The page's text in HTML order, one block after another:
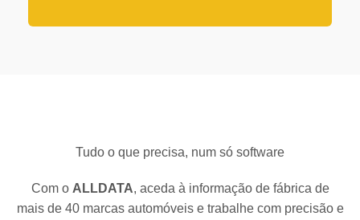
Tudo o que precisa, num só software
Com o ALLDATA, aceda à informação de fábrica de
mais de 40 marcas automóveis e trabalhe com precisão e